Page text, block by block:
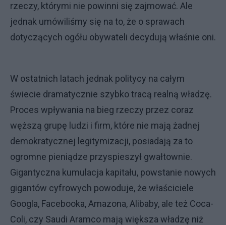
rzeczy, którymi nie powinni się zajmować. Ale
jednak umówiliśmy się na to, że o sprawach
dotyczących ogółu obywateli decydują właśnie oni.
W ostatnich latach jednak politycy na całym
świecie dramatycznie szybko tracą realną władzę.
Proces wpływania na bieg rzeczy przez coraz
węższą grupę ludzi i firm, które nie mają żadnej
demokratycznej legitymizacji, posiadają za to
ogromne pieniądze przyspieszył gwałtownie.
Gigantyczna kumulacja kapitału, powstanie nowych
gigantów cyfrowych powoduje, że właściciele
Googla, Facebooka, Amazona, Alibaby, ale też Coca-
Coli, czy Saudi Aramco mają większa władzę niż